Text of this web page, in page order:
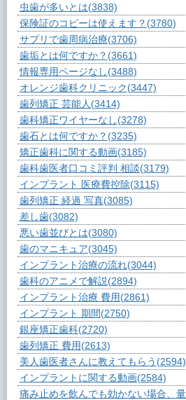
虫歯が多いとは(3838)
保険証のコピーは使えます？ (3780)
サプリで歯周病治療(3706)
歯垢とは何ですか？ (3661)
情報専用ページなし(3488)
オレンジ歯科クリニック(3447)
歯列矯正 芸能人 (3414)
歯科矯正ワイヤーなし(3278)
歯石とは何ですか？ (3235)
矯正歯科に関する動画(3185)
歯科歯医者口コミ評判 相談(3179)
インプラント 医療費控除(3115)
歯列矯正 経過 写真(3085)
差し歯(3082)
悪い歯並びとは(3080)
歯のマニキュア(3045)
インプラント治療の流れ(3044)
歯科のアニメで解説(2894)
インプラント治療 費用(2861)
インプラント 期間(2750)
銀座矯正歯科(2720)
歯列矯正 費用(2613)
美人歯医者さんに教えてもらう (2594)
インプラントに関する動画(2584)